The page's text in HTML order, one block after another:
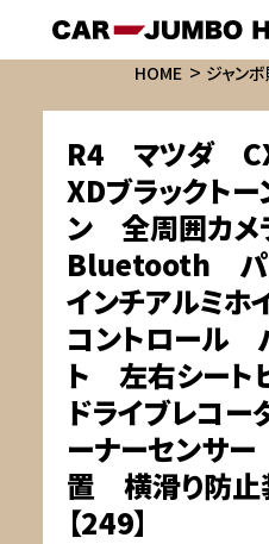
HOME ジャン
R4 マツダ
XDブラックトー
ン 全周囲カ
Bluetooth パ
インチアルミ
コントロール
ト 左右シー
ドライブレコ
ーナーセンサ
置 横滑り防止
【249】